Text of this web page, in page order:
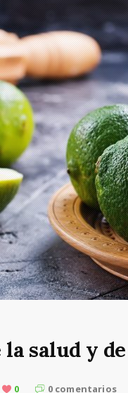
salud y
0 0 comentarios